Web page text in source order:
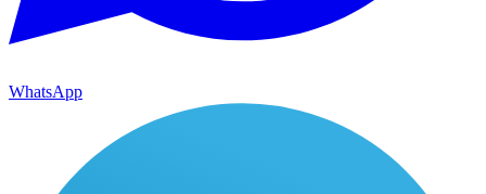
WhatsApp